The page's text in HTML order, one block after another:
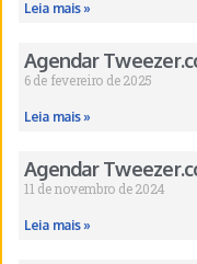
Leia mais »
Agendar
6 de fevereiro de 2025
Leia mais »
Agendar
11 de novembro de 2024
Leia mais »